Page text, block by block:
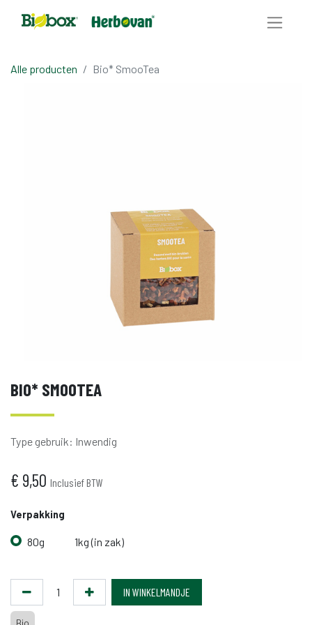
Alle producten Bio* SmooTea
BIO* SMOOTEA
Type gebruik: Inwendig
€ 9,50 Inclusief BTW
Verpakking
80g 1kg (in zak)
IN WINKELMANDJE
Bio